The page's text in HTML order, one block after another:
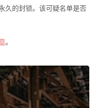
久的封锁。该可疑名单是否
。